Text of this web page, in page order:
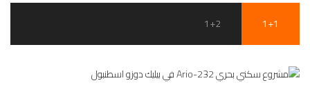
1+1
1+2